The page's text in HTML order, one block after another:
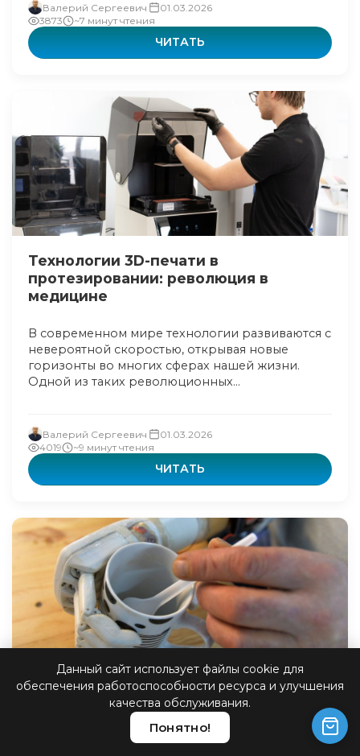
Валерий Сергеевич
01.03.2026
3873
~7 минут чтения
ЧИТАТЬ
Технологии 3D-печати в
протезировании: революция в
медицине
В современном мире технологии развиваются с
невероятной скоростью, открывая новые
горизонты во многих сферах нашей жизни.
Одной из таких революционных...
Валерий Сергеевич
01.03.2026
4019
~9 минут чтения
ЧИТАТЬ
Как работает бионика
В мире современной медицины и инженерии
протезирование играет ключевую роль в
Данный сайт использует файлы cookie для
обеспечения работоспособности ресурса и улучшения
качества обслуживания.
Понятно!